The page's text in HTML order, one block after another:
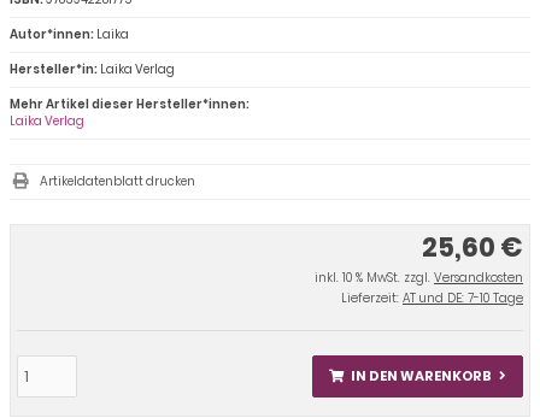
25,60 €
inkl. 10 % MwSt. zzgl. Versandkosten
Lieferzeit: AT und DE: 7-10 Tage
IN DEN WARENKORB
Autor*innen: Laika
Hersteller*in: Laika Verlag
Mehr Artikel dieser Hersteller*innen:
Laika Verlag
Artikeldatenblatt drucken